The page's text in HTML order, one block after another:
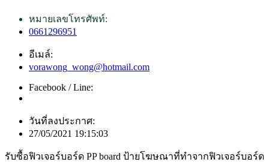
หมายเลขโทรศัพท์:
0661296951
อีเมล์:
vorawong_wong@hotmail.com
Facebook / Line:
วันที่ลงประกาศ:
27/05/2021 19:15:03
รับซื้อฟิวเจอร์บอร์ด PP board ป้ายโฆษณาที่ทำจากฟิวเจอร์บอร์ด